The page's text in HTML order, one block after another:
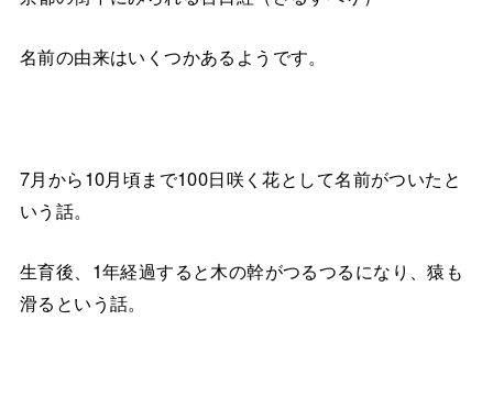
名前の由来はいくつかあるようです。
7月から10月頃まで100日咲く花として名前がついたと
いう話。
生育後、1年経過すると木の幹がつるつるになり、猿も
滑るという話。